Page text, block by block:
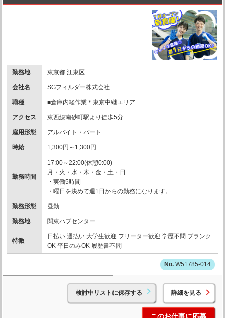
勤務地 東京都 江東区
会社名 SGフィルダー株式会社
職種 ■倉庫内軽作業＊東京中継エリア
アクセス 東西線南砂町駅より徒歩5分
雇用形態 アルバイト・パート
時給 1,300円～1,300円
勤務時間
17:00～22:00(休憩0:00)
月・火・水・木・金・土・日
・実働5時間
・曜日を決めて週1日からの勤務になります。
勤務形態 昼勤
勤務地 関東ハブセンター
特徴
日払い 週払い 大学生歓迎 フリーター歓迎 学歴不問 ブランク
OK 平日のみOK 履歴書不問
W51785-014
検討中リストに保存する 詳細を見る